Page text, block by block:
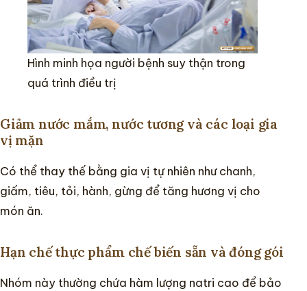
Hình minh họa người bệnh suy thận trong
quá trình điều trị
Giảm nước mắm, nước tương và các loại gia
vị mặn
Có thể thay thế bằng gia vị tự nhiên như chanh,
giấm, tiêu, tỏi, hành, gừng để tăng hương vị cho
món ăn.
Hạn chế thực phẩm chế biến sẵn và đóng gói
Nhóm này thường chứa hàm lượng natri cao để bảo